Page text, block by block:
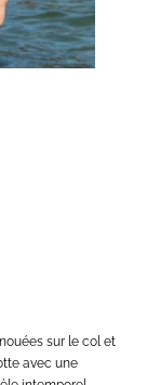
sur le col et
avec une